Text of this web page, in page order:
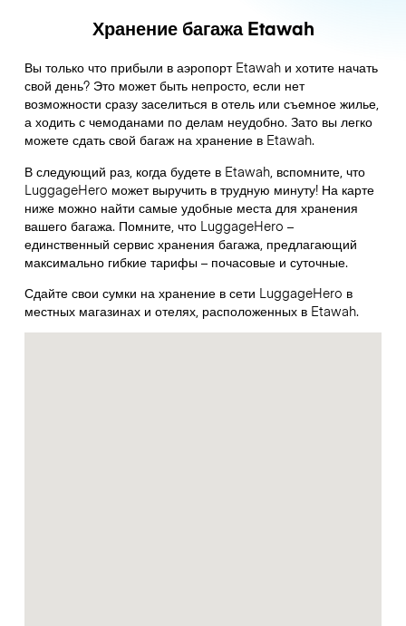
Хранение багажа Etawah
Вы только что прибыли в аэропорт Etawah и хотите начать
свой день? Это может быть непросто, если нет
возможности сразу заселиться в отель или съемное жилье,
а ходить с чемоданами по делам неудобно. Зато вы легко
можете сдать свой багаж на хранение в Etawah.
В следующий раз, когда будете в Etawah, вспомните, что
LuggageHero может выручить в трудную минуту! На карте
ниже можно найти самые удобные места для хранения
вашего багажа. Помните, что LuggageHero –
единственный сервис хранения багажа, предлагающий
максимально гибкие тарифы – почасовые и суточные.
Сдайте свои сумки на хранение в сети LuggageHero в
местных магазинах и отелях, расположенных в Etawah.